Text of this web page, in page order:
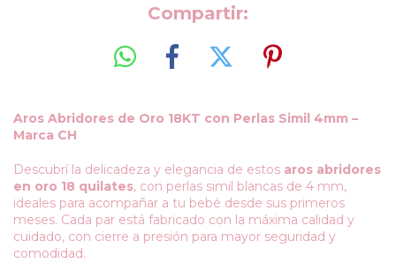
Compartir:
Aros Abridores de Oro 18KT con Perlas Simil 4mm –
Marca CH
Descubrí la delicadeza y elegancia de estos aros abridores
en oro 18 quilates, con perlas simil blancas de 4 mm,
ideales para acompañar a tu bebé desde sus primeros
meses. Cada par está fabricado con la máxima calidad y
cuidado, con cierre a presión para mayor seguridad y
comodidad.